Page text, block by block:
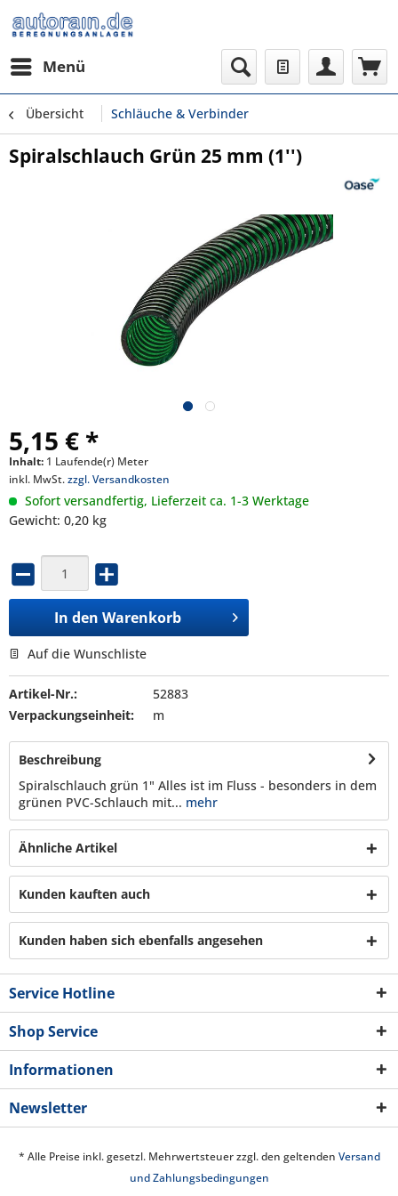
Menü
Übersicht Schläuche & Verbinder
Spiralschlauch Grün 25 mm (1'')
5,15 € *
Inhalt: 1 Laufende(r) Meter
inkl. MwSt.zzgl. Versandkosten
Sofort versandfertig, Lieferzeit ca. 1-3 Werktage
Gewicht: 0,20 kg
In den Warenkorb
Auf die Wunschliste
Artikel-Nr.:
52883
Verpackungseinheit:
m
Beschreibung
Spiralschlauch grün 1" Alles ist im Fluss - besonders in dem
grünen PVC-Schlauch mit... mehr
Ähnliche Artikel
Kunden kauften auch
Kunden haben sich ebenfalls angesehen
Service Hotline
Shop Service
Informationen
Newsletter
* Alle Preise inkl. gesetzl. Mehrwertsteuer zzgl. den geltenden Versand
und Zahlungsbedingungen